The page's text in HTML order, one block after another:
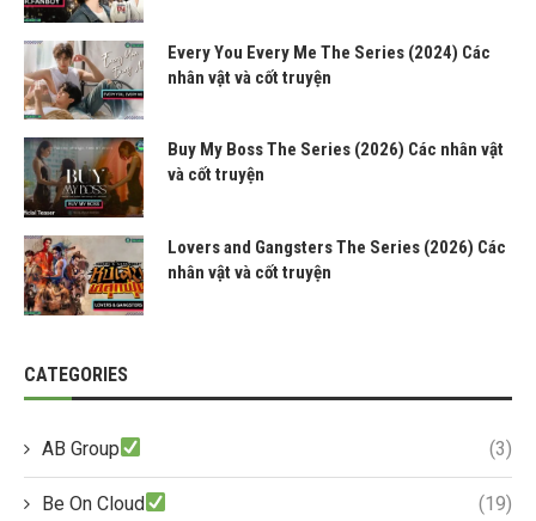
Every You Every Me The Series (2024) Các
nhân vật và cốt truyện
Buy My Boss The Series (2026) Các nhân vật
và cốt truyện
Lovers and Gangsters The Series (2026) Các
nhân vật và cốt truyện
CATEGORIES
AB Group (3)
Be On Cloud (19)